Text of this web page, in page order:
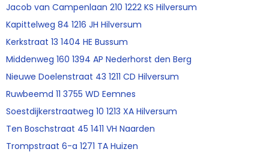
Jacob van Campenlaan 210 1222 KS Hilversum
Kapittelweg 84 1216 JH Hilversum
Kerkstraat 13 1404 HE Bussum
Middenweg 160 1394 AP Nederhorst den Berg
Nieuwe Doelenstraat 43 1211 CD Hilversum
Ruwbeemd 11 3755 WD Eemnes
Soestdijkerstraatweg 10 1213 XA Hilversum
Ten Boschstraat 45 1411 VH Naarden
Trompstraat 6-a 1271 TA Huizen